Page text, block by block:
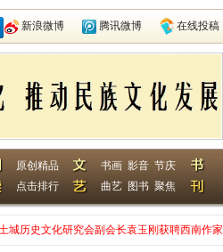
新浪微博 腾讯微博 在线投稿
原创精品
点击排行
书画 影音 节庆
曲艺 图书 聚焦
城历史文化研究会副会长袁玉刚获聘西南作家